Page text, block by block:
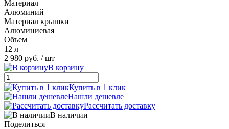
Материал
Алюминий
Материал крышки
Алюминиевая
Объем
12 л
2 980 руб. / шт
В корзину
Купить в 1 клик
Нашли дешевле
Рассчитать доставку
В наличии
Поделиться